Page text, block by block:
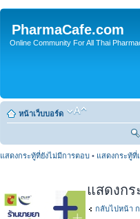
PharmaCafe.com
Online Community For All Thai
หน้าเว็บบอร์ด
แสดงกระทู้ที่ยังไม่มีการตอบ • แสดงกระทู้ที่
แสดงก
กลับไปหน้า